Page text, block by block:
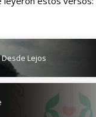
Lejos